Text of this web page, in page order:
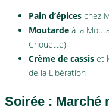
Pain d’épices chez
Moutarde à la
Chouette)
Crème de cassis et
de la Libération
Soirée : Marché